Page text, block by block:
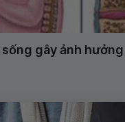
gây ảnh